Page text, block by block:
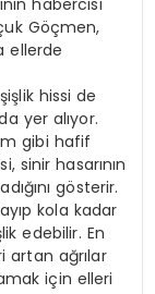
habercisi
Göçmen,
ellerde
hissi de
yer alıyor.
gibi hafif
sinir hasarının
gösterir.
kola kadar
edebilir. En
artan ağrılar
için elleri